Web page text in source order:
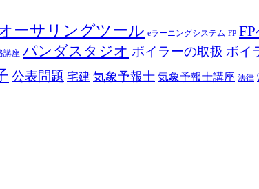
ーサリングツール eラーニングシステム FP
講座 パンダスタジオ ボイラーの取扱 ボイ
公表問題 宅建 気象予報士 気象予報士講座 法律